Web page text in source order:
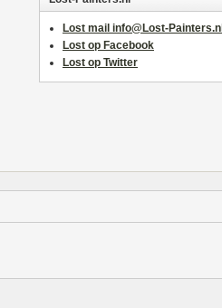
Lost mail info@Lost-Painters.nl
Lost op Facebook
Lost op Twitter